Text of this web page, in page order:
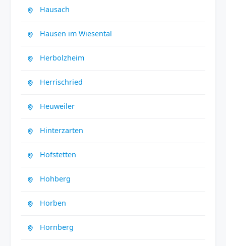
Hausach
Hausen im Wiesental
Herbolzheim
Herrischried
Heuweiler
Hinterzarten
Hofstetten
Hohberg
Horben
Hornberg